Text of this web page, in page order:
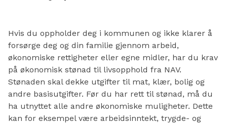
Hvis du oppholder deg i kommunen og ikke klarer å
forsørge deg og din familie gjennom arbeid,
økonomiske rettigheter eller egne midler, har du krav
på økonomisk stønad til livsopphold fra NAV.
Stønaden skal dekke utgifter til mat, klær, bolig og
andre basisutgifter. Før du har rett til stønad, må du
ha utnyttet alle andre økonomiske muligheter. Dette
kan for eksempel være arbeidsinntekt, trygde- og